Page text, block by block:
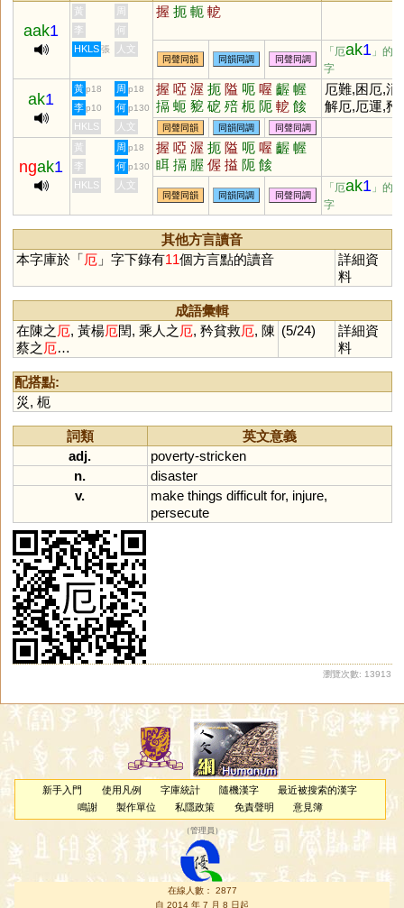
aak1
黃 周 握 扼 軛 軶
李
何
HKLS 張 人文
同聲同韻 同韻同調 同聲同調
「厄ak1 」的
字
ak1
黃 p18 周 p18 握 啞 渥 扼 隘 呃 喔 齷 幄
搹 蚅 豟 砨 殕 枙 阨 軶 餩
偓 搤 腛
厄難,困厄,消
解厄,厄運,矜
救厄
李 p10 何 p130
HKLS 人文 同聲同韻 同韻同調 同聲同調
ngak1
黃 周 p18 握 啞 渥 扼 隘 呃 喔 齷 幄
眲 搹 腛 偓 搤 阨 餩
李 何 p130
HKLS 人文
同聲同韻 同韻同調 同聲同調
「厄ak1 」的
字
其他方言讀音
本字庫於「厄」字下錄有11個方言點的讀音
詳細資
料
成語彙輯
在陳之 厄, 黃楊厄閏, 乘人之 厄, 矜貧救厄, 陳
蔡之 厄…
(5/24)
詳細資
料
配搭點:
災, 枙
詞類
英文意義
adj.
poverty-stricken
n.
disaster
v.
make things difficult for, injure,
persecute
瀏覽次數: 13913
新手入門 使用凡例 字庫統計 隨機漢字
最近被搜索的漢字
鳴謝
製作單位 私隱政策 免責聲明 意見簿
（管理員 ）
在線人數： 2877
自 2014 年 7 月 8 日起